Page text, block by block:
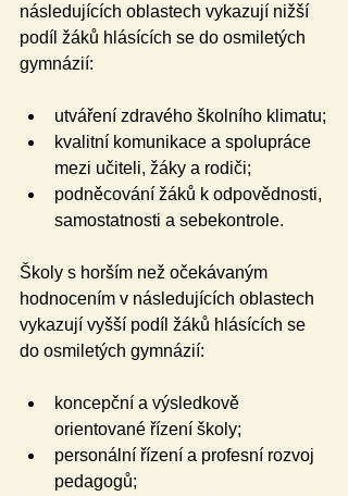
následujících oblastech vykazují nižší
podíl žáků hlásících se do osmiletých
gymnázií:
utváření zdravého školního klimatu;
kvalitní komunikace a spolupráce
mezi učiteli, žáky a rodiči;
podněcování žáků k odpovědnosti,
samostatnosti a sebekontrole.
Školy s horším než očekávaným
hodnocením v následujících oblastech
vykazují vyšší podíl žáků hlásících se
do osmiletých gymnázií:
koncepční a výsledkově
orientované řízení školy;
personální řízení a profesní rozvoj
pedagogů;